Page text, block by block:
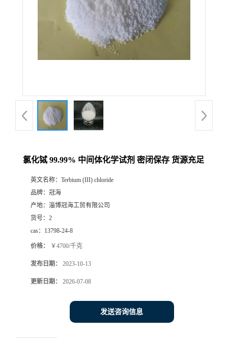
氯化铽 99.99% 中间体化学试剂 密闭保存 货源充足
英文名称： Terbium (III) chloride
品牌： 冠海
产地： 淄博冠海工贸有限公司
货号： 2
cas： 13798-24-8
价格： ￥4700/千克
发布日期： 2023-10-13
更新日期： 2026-07-08
发送咨询信息